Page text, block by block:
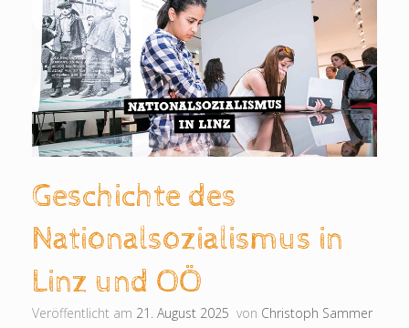
Geschichte des
Nationalsozialismus in
Linz und OÖ
Veröffentlicht am 21. August 2025 von Christoph Sammer